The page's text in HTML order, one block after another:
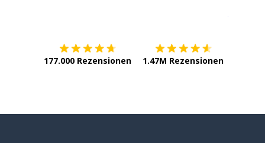
177.000 Rezensionen 1.47M Rezensionen